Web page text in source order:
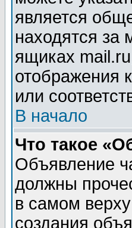
является
находятся за
ящиках
отображения
или
В начало
Что такое
Объявление
должны
в самом
создания